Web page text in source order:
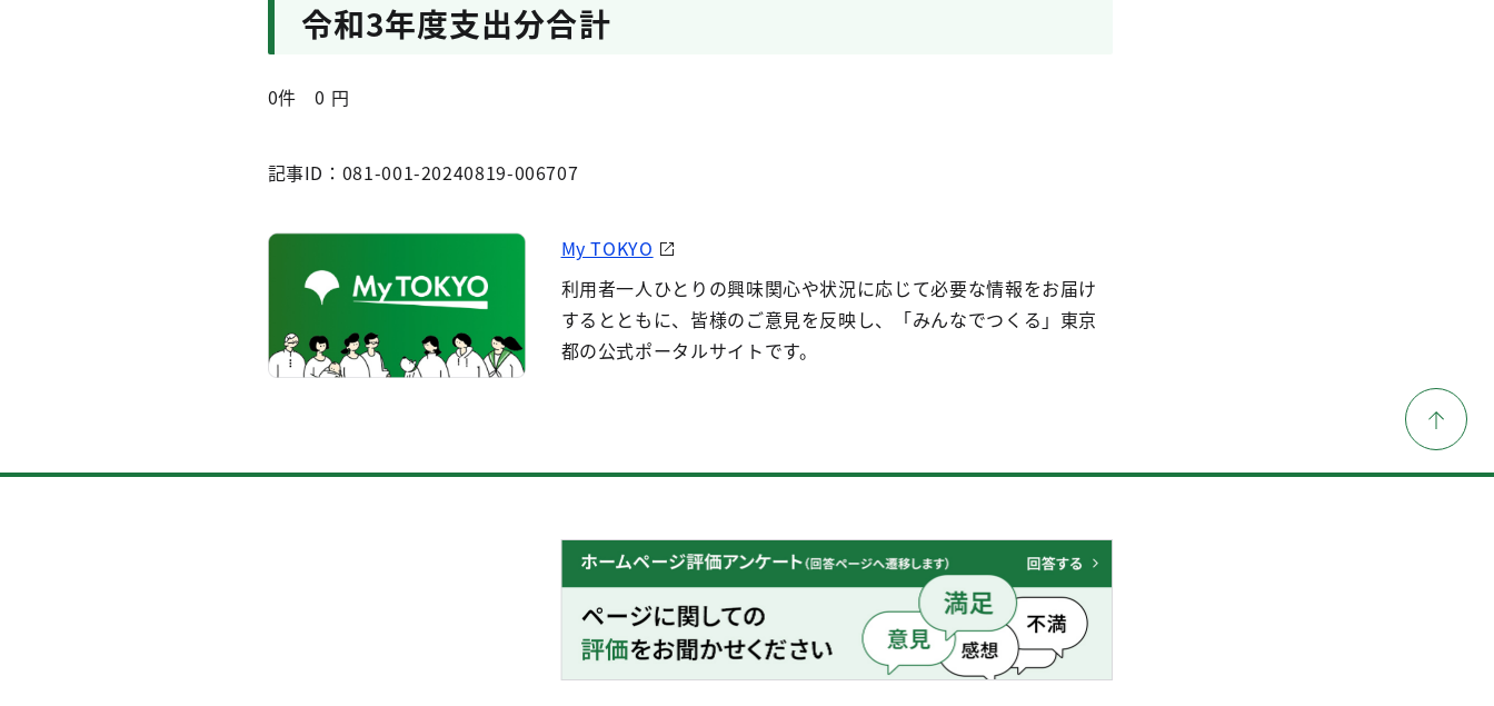
令和3年度支出分合計
0件 0 円
記事ID：081-001-20240819-006707
My TOKYO
利用者一人ひとりの興味関心や状況に応じて必要な情報をお届け
するとともに、皆様のご意見を反映し、「みんなでつくる」東京
都の公式ポータルサイトです。